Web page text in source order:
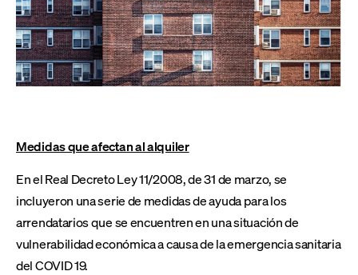
Medidas que afectan al alquiler
En el Real Decreto Ley 11/2008, de 31 de marzo, se
incluyeron una serie de medidas de ayuda para los
arrendatarios que se encuentren en una situación de
vulnerabilidad económica a causa de la emergencia sanitaria
del COVID 19.